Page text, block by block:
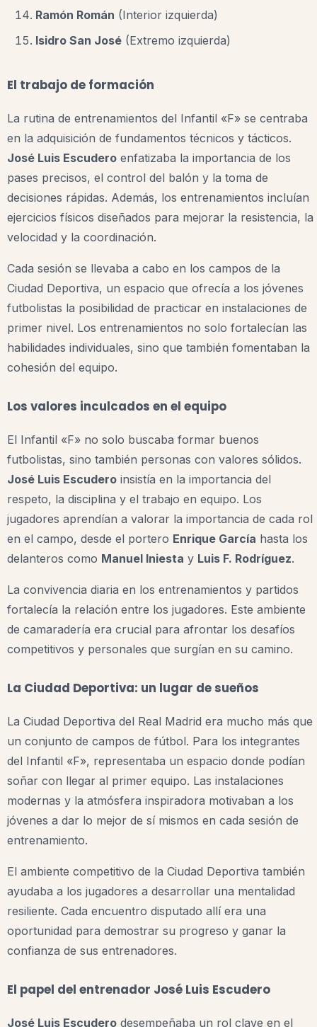
Ramón Román (Interior izquierda)
Isidro San José (Extremo izquierda)
El trabajo de formación
La rutina de entrenamientos del Infantil «F» se centraba
en la adquisición de fundamentos técnicos y tácticos.
José Luis Escudero enfatizaba la importancia de los
pases precisos, el control del balón y la toma de
decisiones rápidas. Además, los entrenamientos incluían
ejercicios físicos diseñados para mejorar la resistencia, la
velocidad y la coordinación.
Cada sesión se llevaba a cabo en los campos de la
Ciudad Deportiva, un espacio que ofrecía a los jóvenes
futbolistas la posibilidad de practicar en instalaciones de
primer nivel. Los entrenamientos no solo fortalecían las
habilidades individuales, sino que también fomentaban la
cohesión del equipo.
Los valores inculcados en el equipo
El Infantil «F» no solo buscaba formar buenos
futbolistas, sino también personas con valores sólidos.
José Luis Escudero insistía en la importancia del
respeto, la disciplina y el trabajo en equipo. Los
jugadores aprendían a valorar la importancia de cada rol
en el campo, desde el portero Enrique García hasta los
delanteros como Manuel Iniesta y Luis F. Rodríguez.
La convivencia diaria en los entrenamientos y partidos
fortalecía la relación entre los jugadores. Este ambiente
de camaradería era crucial para afrontar los desafíos
competitivos y personales que surgían en su camino.
La Ciudad Deportiva: un lugar de sueños
La Ciudad Deportiva del Real Madrid era mucho más que
un conjunto de campos de fútbol. Para los integrantes
del Infantil «F», representaba un espacio donde podían
soñar con llegar al primer equipo. Las instalaciones
modernas y la atmósfera inspiradora motivaban a los
jóvenes a dar lo mejor de sí mismos en cada sesión de
entrenamiento.
El ambiente competitivo de la Ciudad Deportiva también
ayudaba a los jugadores a desarrollar una mentalidad
resiliente. Cada encuentro disputado allí era una
oportunidad para demostrar su progreso y ganar la
confianza de sus entrenadores.
El papel del entrenador José Luis Escudero
José Luis Escudero desempeñaba un rol clave en el